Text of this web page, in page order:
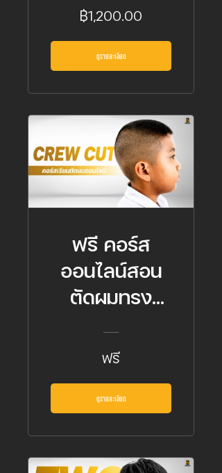
฿1,200.00
ดูรายละเอียด
ฟรี คอร์ส
ออนไลน์สอน
ตัดผมทรง
ฟรี
ดูรายละเอียด